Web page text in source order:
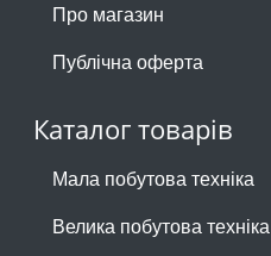
Про магазин
Публічна оферта
Каталог товарів
Мала побутова техніка
Велика побутова техніка